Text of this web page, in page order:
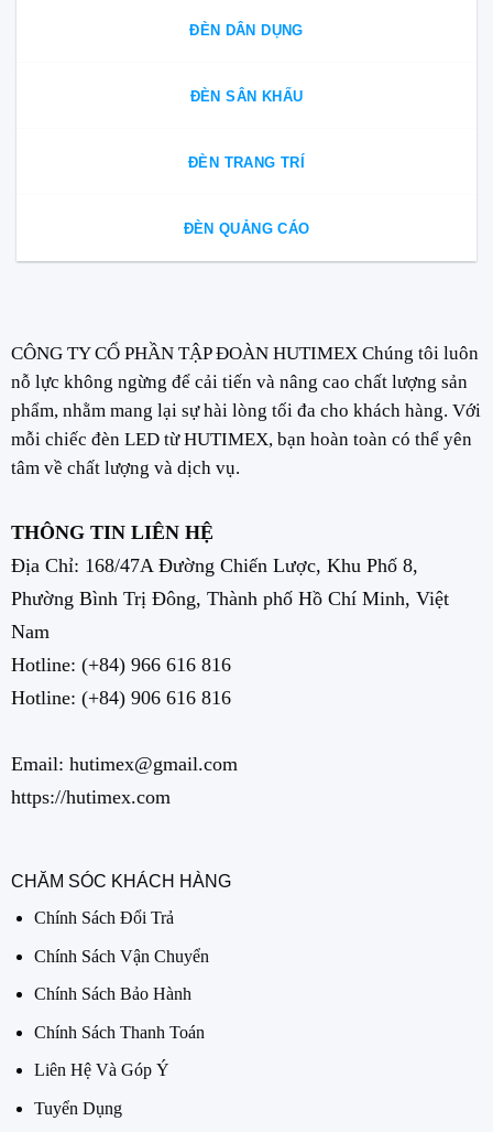
ĐÈN DÂN DỤNG
ĐÈN SÂN KHẤU
ĐÈN TRANG TRÍ
ĐÈN QUẢNG CÁO
CÔNG TY CỔ PHẦN TẬP ĐOÀN HUTIMEX Chúng tôi luôn
nỗ lực không ngừng để cải tiến và nâng cao chất lượng sản
phẩm, nhằm mang lại sự hài lòng tối đa cho khách hàng. Với
mỗi chiếc đèn LED từ HUTIMEX, bạn hoàn toàn có thể yên
tâm về chất lượng và dịch vụ.
THÔNG TIN LIÊN HỆ
Địa Chỉ: 168/47A Đường Chiến Lược, Khu Phố 8,
Phường Bình Trị Đông, Thành phố Hồ Chí Minh, Việt
Nam
Hotline: (+84) 966 616 816
Hotline: (+84) 906 616 816
Email: hutimex@gmail.com
https://hutimex.com
CHĂM SÓC KHÁCH HÀNG
Chính Sách Đổi Trả
Chính Sách Vận Chuyển
Chính Sách Bảo Hành
Chính Sách Thanh Toán
Liên Hệ Và Góp Ý
Tuyển Dụng